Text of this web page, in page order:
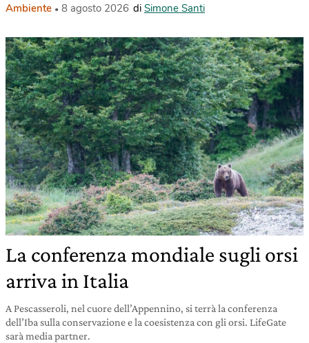
Ambiente 8 agosto 2026 di Simone Santi
La conferenza mondiale sugli orsi
arriva in Italia
A Pescasseroli, nel cuore dell’Appennino, si terrà la conferenza
dell’Iba sulla conservazione e la coesistenza con gli orsi. LifeGate
sarà media partner.